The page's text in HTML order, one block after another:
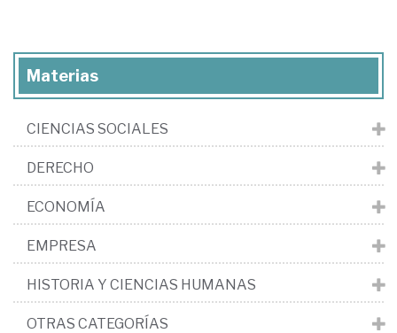
Materias
CIENCIAS SOCIALES
DERECHO
ECONOMÍA
EMPRESA
HISTORIA Y CIENCIAS HUMANAS
OTRAS CATEGORÍAS